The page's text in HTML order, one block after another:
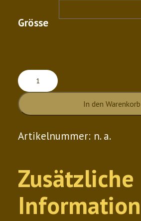
Grösse
Rauch
Menge
In den Warenkorb
Artikelnummer: n. a.
Zusätzliche
Information